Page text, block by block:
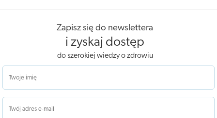
Zapisz się do newslettera
i zyskaj dostęp
do szerokiej wiedzy o zdrowiu